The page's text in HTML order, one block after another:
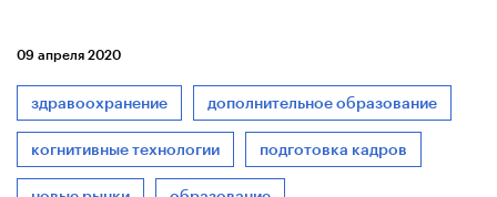
09 апреля 2020
здравоохранение дополнительное образование
когнитивные технологии подготовка кадров